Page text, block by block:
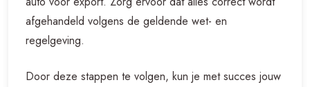
afgehandeld volgens de geldende wet- en
regelgeving.
Door deze stappen te volgen, kun je met succes jouw